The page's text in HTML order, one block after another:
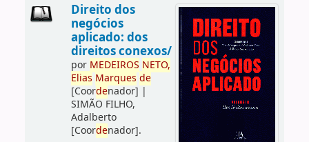
Direito dos
negócios
aplicado: dos
direitos conexos/
por MEDEIROS NETO,
Elias Marques de
[Coordenador] |
SIMÃO FILHO,
Adalberto
[Coordenador].